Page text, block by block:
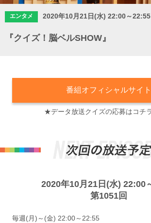
エンタメ 2020年10月21日(水) 22:00～22:55
『クイズ！脳ベルSHOW』
番組オフィシャルサイト
★データ放送クイズの応募はコチ
2020年10月21日(水) 22:00
第1051回
毎週(月)～(金) 22:00～22:55